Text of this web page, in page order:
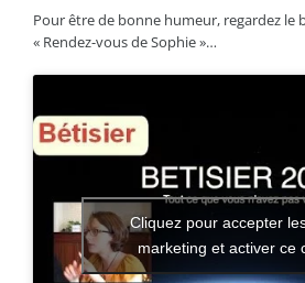
Pour être de bonne humeur, regardez le
« Rendez-vous de Sophie »…
Cliquez pour accepter
marketing et activer ce